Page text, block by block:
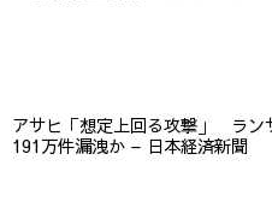
アサヒ「想定上回る攻撃」 ラ
191万件漏洩か – 日本経済新聞